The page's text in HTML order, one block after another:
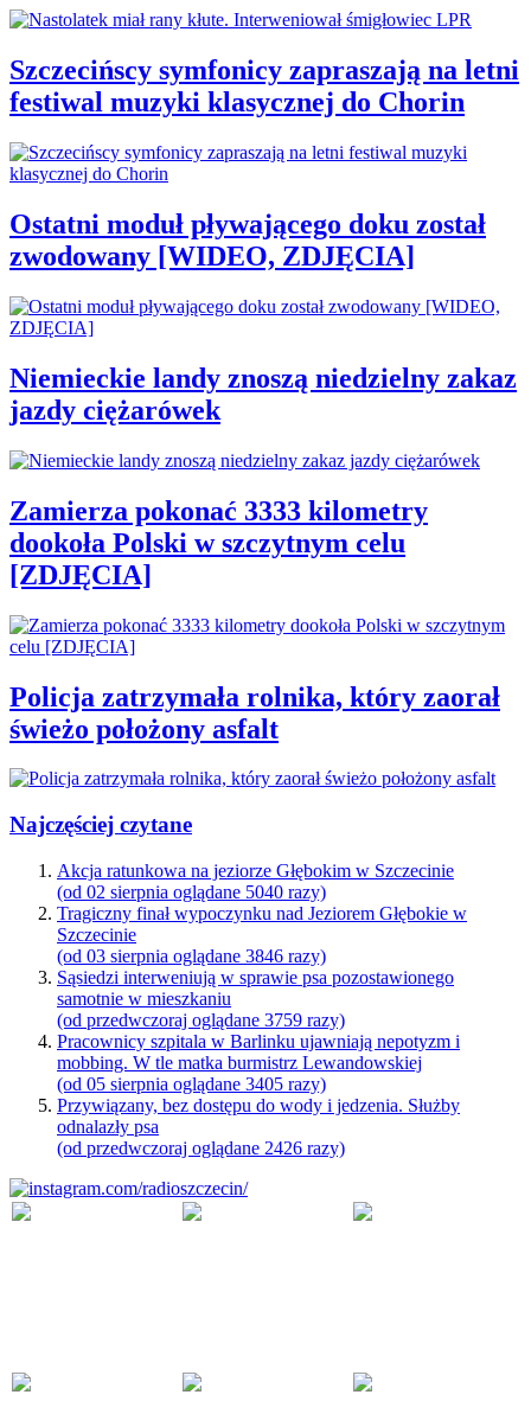
Szczecińscy symfonicy zapraszają na letni
festiwal muzyki klasycznej do Chorin
Ostatni moduł pływającego doku został
zwodowany [WIDEO, ZDJĘCIA]
Niemieckie landy znoszą niedzielny zakaz
jazdy ciężarówek
Zamierza pokonać 3333 kilometry
dookoła Polski w szczytnym celu
[ZDJĘCIA]
Policja zatrzymała rolnika, który zaorał
świeżo położony asfalt
Najczęściej czytane
Akcja ratunkowa na jeziorze Głębokim w Szczecinie
(od 02 sierpnia oglądane 5040 razy)
Tragiczny finał wypoczynku nad Jeziorem Głębokie w
Szczecinie
(od 03 sierpnia oglądane 3846 razy)
Sąsiedzi interweniują w sprawie psa pozostawionego
samotnie w mieszkaniu
(od przedwczoraj oglądane 3759 razy)
Pracownicy szpitala w Barlinku ujawniają nepotyzm i
mobbing. W tle matka burmistrz Lewandowskiej
(od 05 sierpnia oglądane 3405 razy)
Przywiązany, bez dostępu do wody i jedzenia. Służby
odnalazły psa
(od przedwczoraj oglądane 2426 razy)